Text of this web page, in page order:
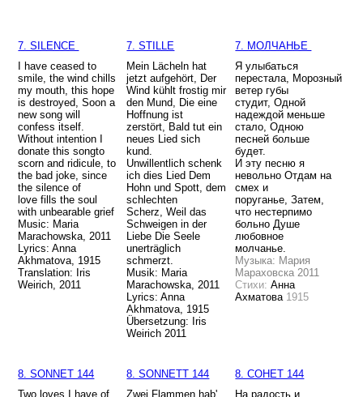
7. SILENCE 7. STILLE
7. МОЛЧАНЬЕ
I have ceased to
smile,the wind chills
my mouth,this hope
is destroyed,Soon a
new song will
confess itself.
Without intention I
donate this songto
scorn and ridicule, to
the bad joke,since
the silence of
lovefills the soul
with unbearable grief
Music: Maria
Marachowska, 2011
Lyrics: Anna
Akhmatova, 1915
Translation: Iris
Weirich, 2011
Mein Lächeln hat
jetzt aufgehört, Der
Wind kühlt frostig mir
den Mund, Die eine
Hoffnung ist
zerstört, Bald tut ein
neues Lied sich
kund.
Unwillentlich schenk
ich dies Lied Dem
Hohn und Spott, dem
schlechten
Scherz, Weil das
Schweigen in der
Liebe Die Seele
unerträglich
schmerzt.
Musik: Maria
Marachowska, 2011
Lyrics: Anna
Akhmatova, 1915
Übersetzung: Iris
Weirich 2011
Я улыбаться
перестала, Морозный
ветер губы
студит, Одной
надеждой меньше
стало, Одною
песней больше
будет.
И эту песню я
невольно Отдам на
смех и
поруганье, Затем,
что нестерпимо
больно Душе
любовное
молчанье.
Музыка: Мария
Мараховска 2011
Стихи:Анна
Ахматова 1915
8. SONNET 144 8. SONNETT 144
8. СОНЕТ 144
Two loves I have of
Zwei Flammen hab'
На радость и